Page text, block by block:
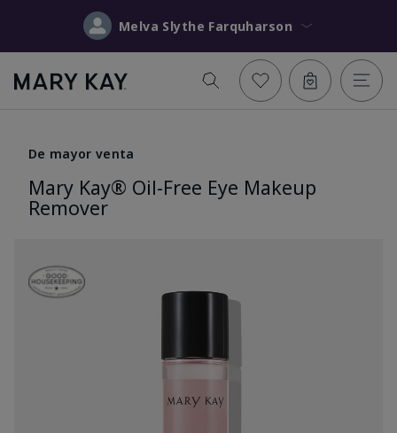
Melva Slythe Farquharson
De mayor venta
Mary Kay® Oil-Free Eye Makeup
Remover